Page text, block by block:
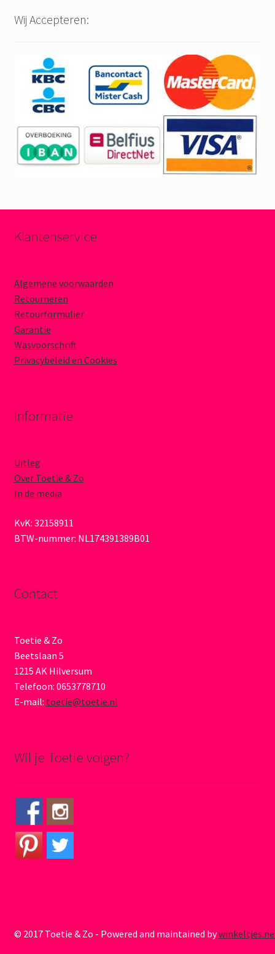
Wij Accepteren:
Klantenservice
Algemene voorwaarden
Retourneren
Retourformulier
Garantie
Wasvoorschrift
Privacybeleid en Cookies
Informatie
Uitleg
Over Toetie & Zo
In de media
KvK: 32158911
BTW-nummer: NL174391389B01
Contact
Toetie & Zo
Beetslaan 5
1215 AK Hilversum
Telefoon: 0653778710
E-mail: toetie@toetie.nl
Wil je Toetie volgen?
© 2017 Toetie & Zo - Powered and maintained by